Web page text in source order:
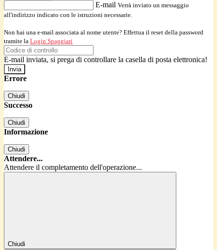
E-mail Verrà inviato un messaggio
all'indirizzo indicato con le istruzioni necessarie.
Non hai una e-mail associata al nome utente? Effettua il reset della password
tramite la Login Spaggiari
E-mail inviata, si prega di controllare la casella di posta elettronica!
Errore
Chiudi
Successo
Chiudi
Informazione
Chiudi
Attendere...
Attendere il completamento dell'operazione...
Chiudi